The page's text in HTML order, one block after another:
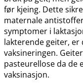
før kjeing. Dette
maternale
symptomer i
lakterende geiter, er
vaksineringen.
pasteurellose da de
vaksinasjon.